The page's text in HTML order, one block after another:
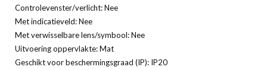
Controlevenster/verlicht: Nee
Met indicatieveld: Nee
Met verwisselbare lens/symbool: Nee
Uitvoering oppervlakte: Mat
Geschikt voor beschermingsgraad (IP): IP20